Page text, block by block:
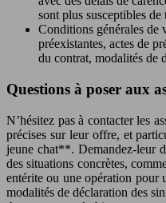
sont plus susceptibles de
Conditions générales de
préexistantes, actes de
du contrat, modalités de
Questions à poser aux
N’hésitez pas à contacter les
précises sur leur offre, et
jeune chat**. Demandez-leur
des situations concrètes,
entérite ou une opération pour
modalités de déclaration des